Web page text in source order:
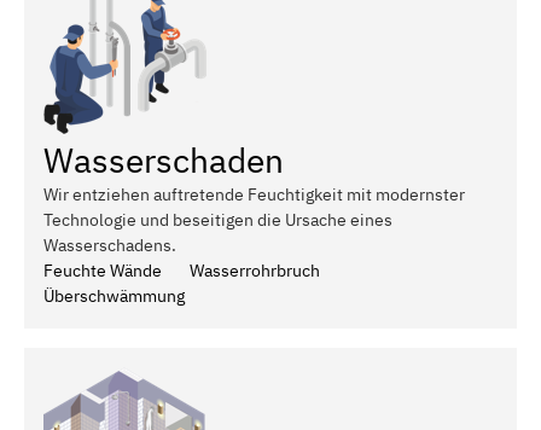
Wasserschaden
Wir entziehen auftretende Feuchtigkeit mit modernster
Technologie und beseitigen die Ursache eines
Wasserschadens.
Feuchte Wände
Wasserrohrbruch
Überschwämmung